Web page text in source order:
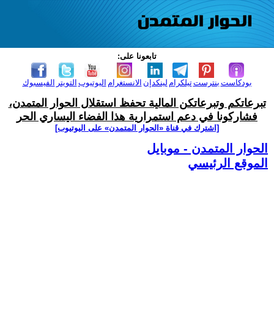
تابعونا على:
الفيسبوك التويتر اليوتيوب الانستغرام لينكدإن تيلكرامبنترست بودكاست
تبرعاتكم وتبرعاتكن المالية تحفظ استقلال الحوار المتمدن،
فشاركونا في دعم استمرارية هذا الفضاء اليساري الحر
[اشترك في قناة ‫«الحوار المتمدن» على اليوتيوب]
الحوار المتمدن - موبايل
الموقع الرئيسي